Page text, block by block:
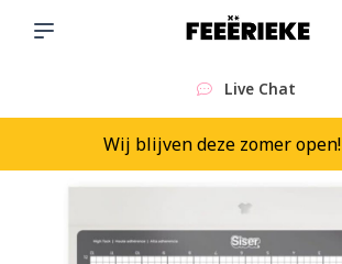
Live Chat
Wij blijven deze zomer open!